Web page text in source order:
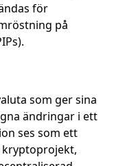
för
på
som ger sina
ändringar i ett
ses som ett
kryptoprojekt,